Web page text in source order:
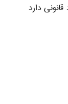
قانونی دارد